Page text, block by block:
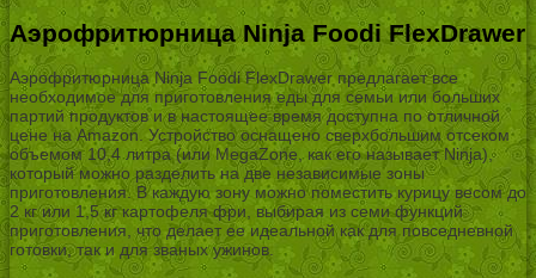
Аэрофритюрница Ninja Foodi FlexDrawer
Аэрофритюрница Ninja Foodi FlexDrawer предлагает все
необходимое для приготовления еды для семьи или больших
партий продуктов и в настоящее время доступна по отличной
цене на Amazon. Устройство оснащено сверхбольшим отсеком
объемом 10,4 литра (или MegaZone, как его называет Ninja),
который можно разделить на две независимые зоны
приготовления. В каждую зону можно поместить курицу весом до
2 кг или 1,5 кг картофеля фри, выбирая из семи функций
приготовления, что делает ее идеальной как для повседневной
готовки, так и для званых ужинов.